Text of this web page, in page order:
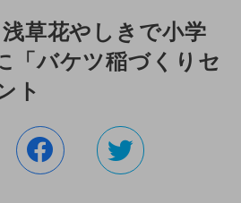
草花やしきで小学
「バケツ稲づくりセ
ト